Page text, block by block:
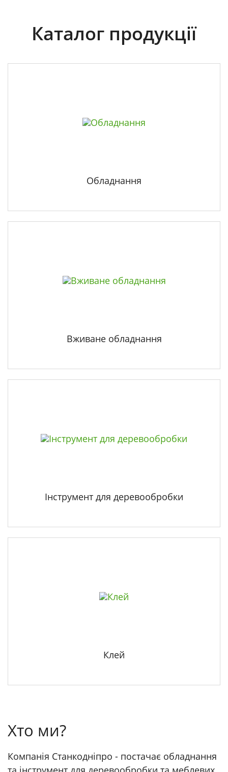
Каталог продукції
Обладнання
Вживане обладнання
Інструмент для деревообробки
Клей
Хто ми?
Компанія Станкоднiпро - постачає обладнання